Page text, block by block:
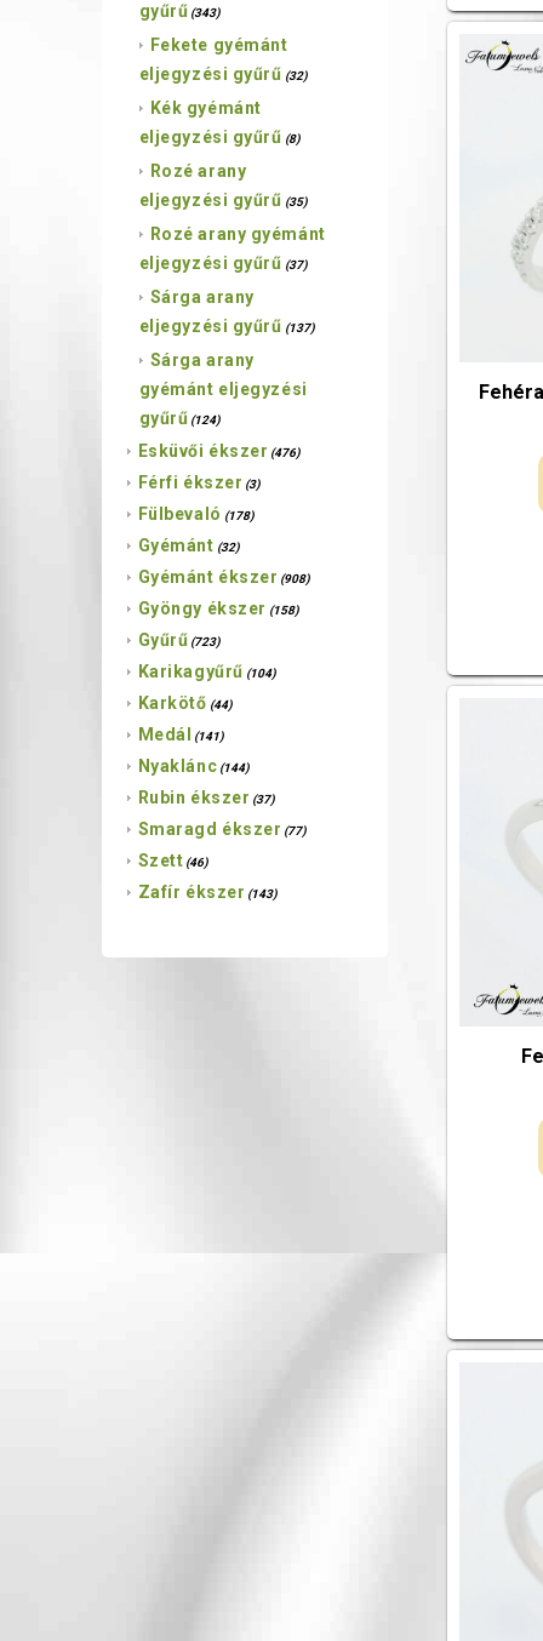
gyűrű (343)
Fekete gyémánt
eljegyzési gyűrű (32)
Kék gyémánt
eljegyzési gyűrű (8)
Rozé arany
eljegyzési gyűrű (35)
Rozé arany gyémánt
eljegyzési gyűrű (37)
Sárga arany
eljegyzési gyűrű (137)
Sárga arany
gyémánt eljegyzési
gyűrű (124)
Esküvői ékszer (476)
Férfi ékszer (3)
Fülbevaló (178)
Gyémánt (32)
Gyémánt ékszer (908)
Gyöngy ékszer (158)
Gyűrű (723)
Karikagyűrű (104)
Karkötő (44)
Medál (141)
Nyaklánc (144)
Rubin ékszer (37)
Smaragd ékszer (77)
Szett (46)
Zafír ékszer (143)